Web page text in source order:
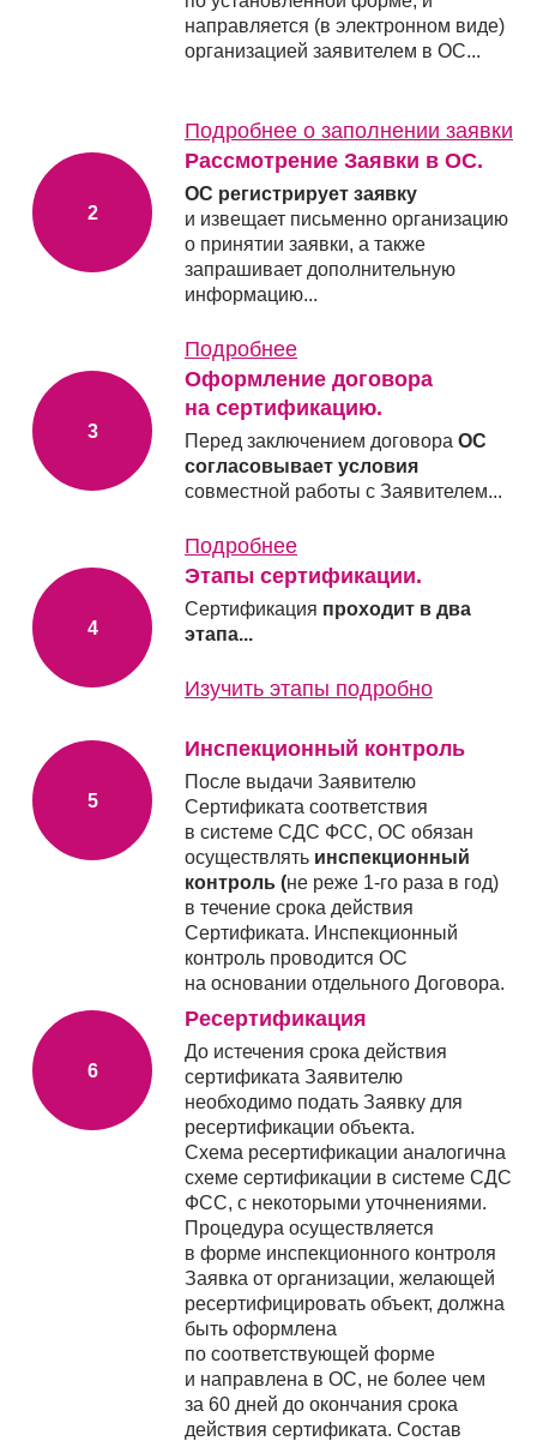
направляется (в электронном виде)
организацией заявителем в ОС...
Подробнее о заполнении заявки
Рассмотрение Заявки в ОС.
ОС регистрирует заявку
и извещает письменно организацию
о принятии заявки, а также
запрашивает дополнительную
информацию...
Подробнее
Оформление договора
на сертификацию.
Перед заключением договора ОС
согласовывает условия
совместной работы с Заявителем...
Подробнее
Этапы сертификации.
Сертификация проходит в два
этапа...
Изучить этапы подробно
Инспекционный контроль
После выдачи Заявителю
Сертификата соответствия
в системе СДС ФСС, ОС обязан
осуществлять инспекционный
контроль (не реже 1-го раза в год)
в течение срока действия
Сертификата. Инспекционный
контроль проводится ОС
на основании отдельного Договора.
Ресертификация
До истечения срока действия
сертификата Заявителю
необходимо подать Заявку для
ресертификации объекта.
Схема ресертификации аналогична
схеме сертификации в системе СДС
ФСС, с некоторыми уточнениями.
Процедура осуществляется
в форме инспекционного контроля
Заявка от организации, желающей
ресертифицировать объект, должна
быть оформлена
по соответствующей форме
и направлена в ОС, не более чем
за 60 дней до окончания срока
действия сертификата. Состав